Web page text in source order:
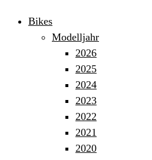
Bikes
Modelljahr
2026
2025
2024
2023
2022
2021
2020